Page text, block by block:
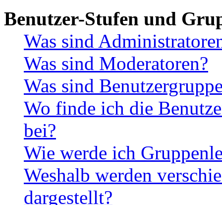
Benutzer-Stufen und
Was sind
Was sind Moderatoren?
Was sind
Wo finde ich die
bei?
Wie werde ich
Weshalb werden
dargestellt?